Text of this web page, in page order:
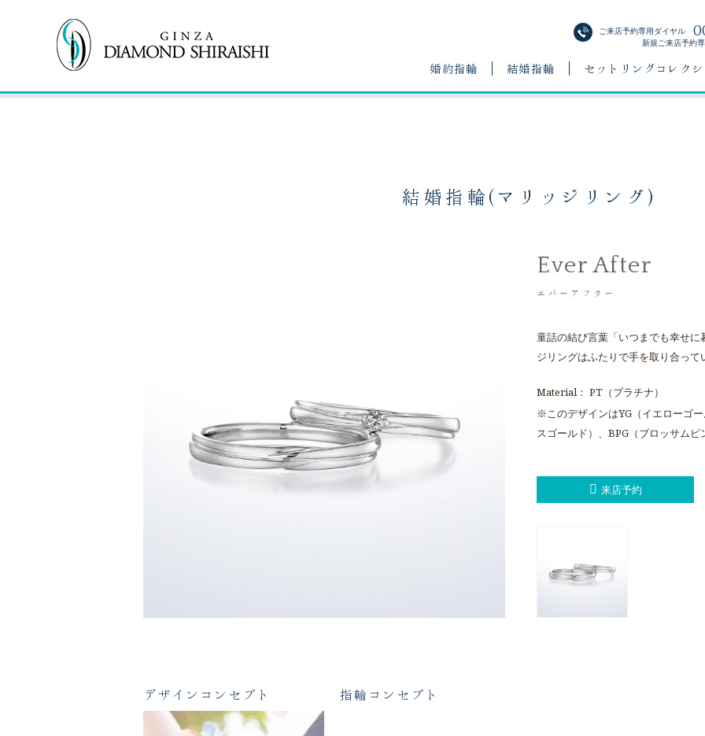
ご来店予約専用ダイヤル
新規ご来店予約
婚約指輪 結婚指輪 セットリングコレク
結婚指輪(マリッジリング)
Ever After
エバーアフター
童話の結び言葉「いつまでも幸せ
ジリングはふたりで手を取り合っ
Material： PT（プラチナ）
※このデザインはYG（イエローゴ
スゴールド）、BPG（ブロッサム
来店予約
デザインコンセプト 指輪コンセプト